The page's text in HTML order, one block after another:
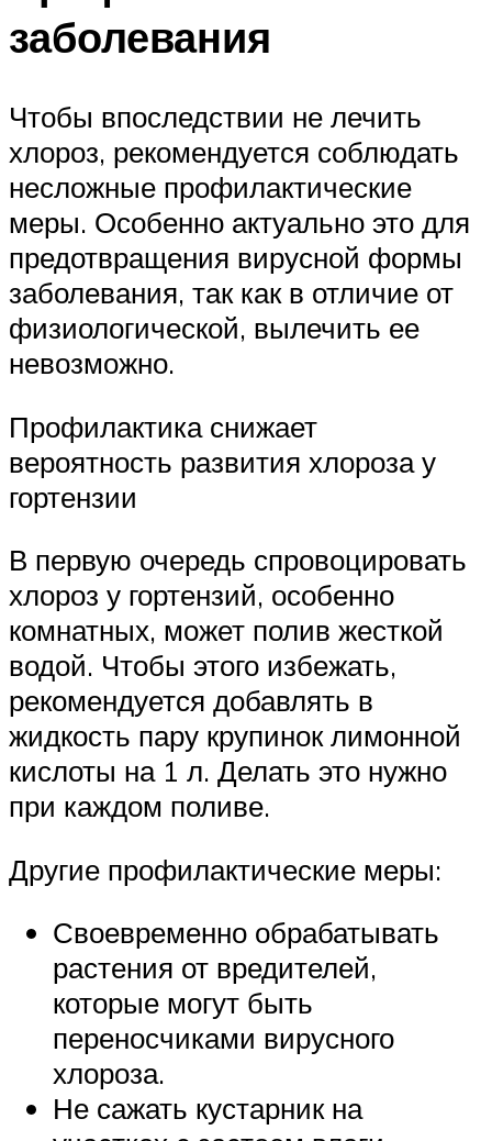
заболевания
Чтобы впоследствии не лечить
хлороз, рекомендуется соблюдать
несложные профилактические
меры. Особенно актуально это для
предотвращения вирусной формы
заболевания, так как в отличие от
физиологической, вылечить ее
невозможно.
Профилактика снижает
вероятность развития хлороза у
гортензии
В первую очередь спровоцировать
хлороз у гортензий, особенно
комнатных, может полив жесткой
водой. Чтобы этого избежать,
рекомендуется добавлять в
жидкость пару крупинок лимонной
кислоты на 1 л. Делать это нужно
при каждом поливе.
Другие профилактические меры:
Своевременно обрабатывать
растения от вредителей,
которые могут быть
переносчиками вирусного
хлороза.
Не сажать кустарник на